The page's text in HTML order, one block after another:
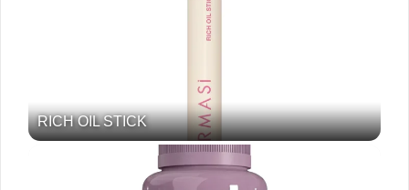
RICH OIL STICK